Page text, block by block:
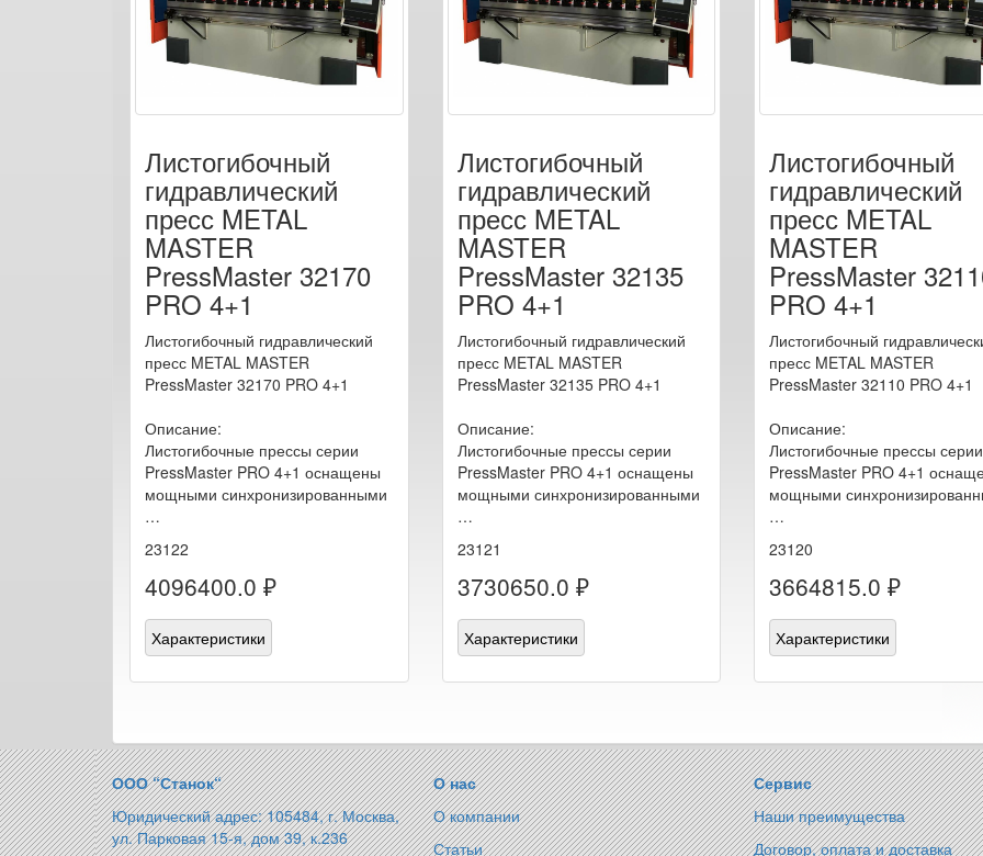
Листогибочный
гидравлический
пресс METAL
MASTER
PressMaster 32170
PRO 4+1
Листогибочный гидравлический
пресс METAL MASTER
PressMaster 32170 PRO 4+1
Описание:
Листогибочные прессы серии
PressMaster PRO 4+1 оснащены
мощными синхронизированными
…
23122
4096400.0 ₽
Характеристики
Листогибочный
гидравлический
пресс METAL
MASTER
PressMaster 32135
PRO 4+1
Листогибочный гидравлический
пресс METAL MASTER
PressMaster 32135 PRO 4+1
Описание:
Листогибочные прессы серии
PressMaster PRO 4+1 оснащены
мощными синхронизированными
…
23121
3730650.0 ₽
Характеристики
Листогибочный
гидравлический
пресс METAL
MASTER
PressMaster
PRO 4+1
Листогибочный
пресс METAL MASTER
PressMaster 32110 PRO 4+1
Описание:
Листогибочные прессы серии
PressMaster PRO 4+1
мощными
…
23120
3664815.0 ₽
Характеристики
ООО “Станок“
Юридический адрес: 105484, г. Москва,
ул. Парковая 15-я, дом 39, к.236
О нас
О компании
Статьи
Сервис
Наши преимущества
Договор, оплата и доставка